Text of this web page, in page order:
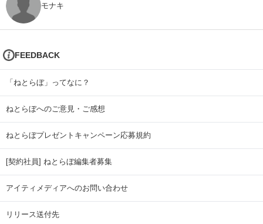
モナキ
FEEDBACK
「ねとらぼ」ってなに？
ねとらぼへのご意見・ご感想
ねとらぼプレゼントキャンペーン応募規約
[契約社員] ねとらぼ編集者募集
アイティメディアへのお問い合わせ
リリース送付先